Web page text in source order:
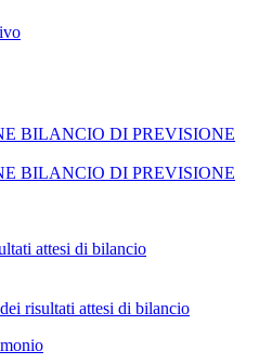
BILANCIO DI PREVISIONE
BILANCIO DI PREVISIONE
attesi di bilancio
risultati attesi di bilancio